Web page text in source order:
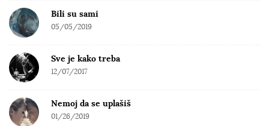
Bili su sami
05/05/2019
Sve je kako treba
12/07/2017
Nemoj da se uplašiš
01/26/2019